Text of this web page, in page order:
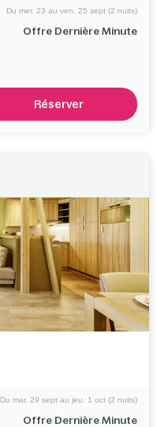
Offre Dernière Minute
Du mer. 23 au ven. 25 sept (2 nuits)
Réserver
Offre Dernière Minute
Du mar. 29 sept au jeu. 1 oct (2 nuits)